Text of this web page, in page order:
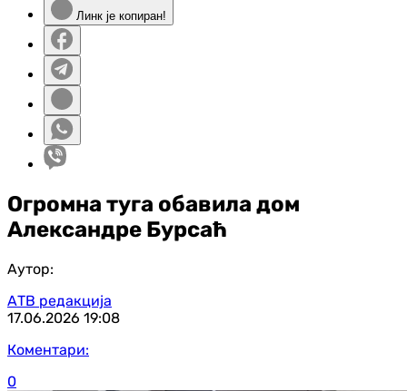
Линк је копиран!
Огромна туга обавила дом
Александре Бурсаћ
Аутор:
АТВ редакција
17.06.2026 19:08
Коментари:
0